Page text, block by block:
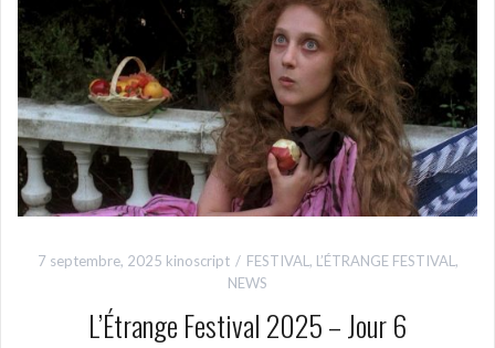
7 septembre, 2025 kinoscript FESTIVAL , L’ÉTRANGE FESTIVAL ,
NEWS
L’Étrange Festival 2025 – Jour 6